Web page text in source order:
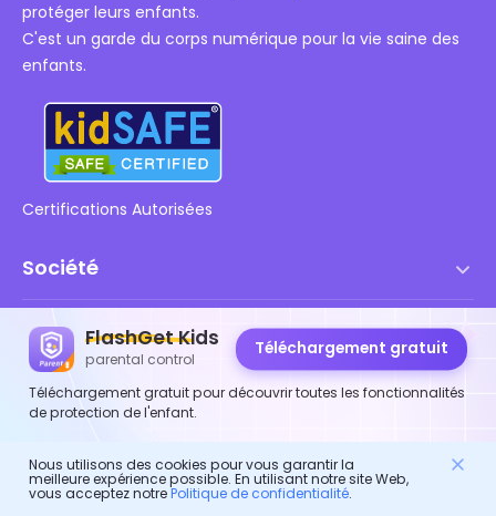
FlashGet Kids
parental control
Téléchargement gratuit
Téléchargement gratuit pour découvrir toutes les fonctionnalités
de protection de l'enfant.
protéger leurs enfants.
C'est un garde du corps numérique pour la vie saine des
enfants.
Certifications Autorisées
Société
Conditions d'utilisation
Contrat de Licence Utilisateur Final
Politique DMCA
Politiques publicitaires
Ressources
Centre d'aide
Comment faire
Blog
Sécurité des enfants en ligne
Produits FlashGet
FlashGet Kids
FlashGet Finder
Nous utilisons des cookies pour vous garantir la
meilleure expérience possible. En utilisant notre site Web,
vous acceptez notrePolitique de confidentialité.